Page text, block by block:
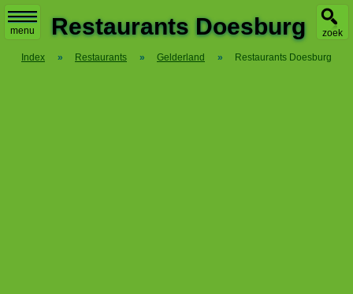
menu zoek
Restaurants Doesburg
Index » Restaurants » Gelderland » Restaurants Doesburg